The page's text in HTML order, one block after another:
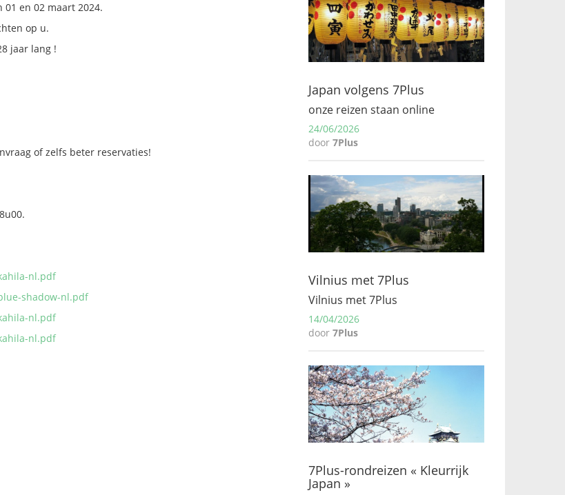
en 02 maart 2024.
op u.
jaar lang !
of zelfs beter reservaties!
nl.pdf
shadow-nl.pdf
nl.pdf
nl.pdf
Japan volgens 7Plus
onze reizen staan online
24/06/2026
door 7Plus
Vilnius met 7Plus
Vilnius met 7Plus
14/04/2026
door 7Plus
7Plus-rondreizen « Kleurrijk
Japan »